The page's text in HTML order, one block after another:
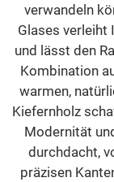
verwandeln
Glases verleiht
und lässt den
Kombination
warmen,
Kiefernholz
Modernität
durchdacht,
präzisen